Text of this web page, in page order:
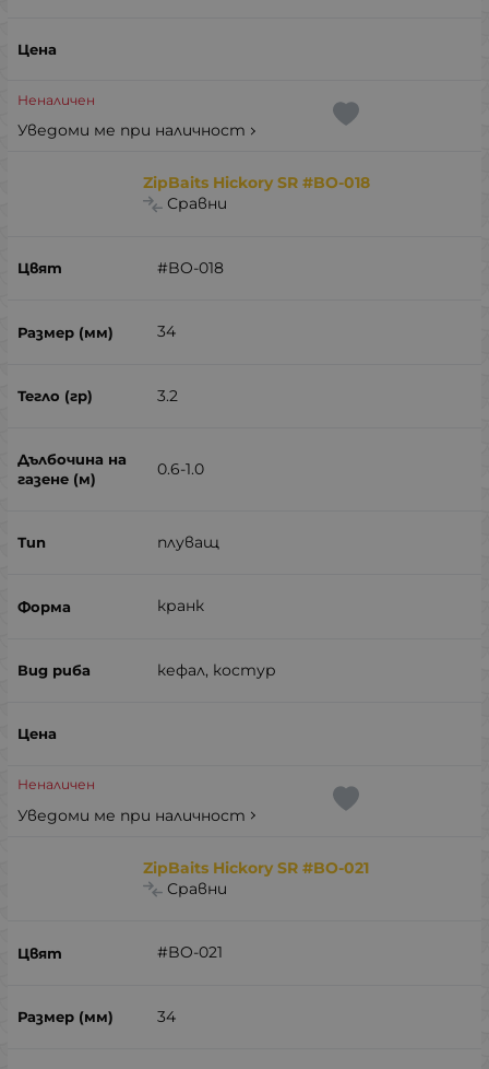
Неналичен
Уведоми ме при наличност
ZipBaits Hickory SR #BO-018
Сравни
#BO-018
34
3.2
0.6-1.0
плуващ
кранк
кефал, костур
Неналичен
Уведоми ме при наличност
ZipBaits Hickory SR #BO-021
Сравни
#BO-021
34